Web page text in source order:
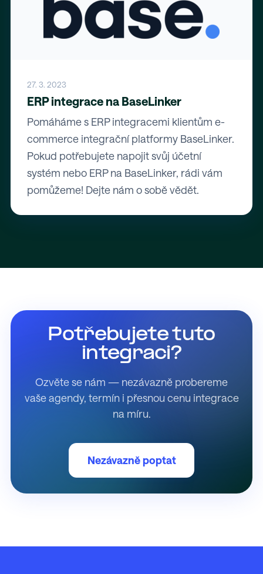
27. 3. 2023
ERP integrace na BaseLinker
Pomáháme s ERP integracemi klientům e-
commerce integrační platformy BaseLinker.
Pokud potřebujete napojit svůj účetní
systém nebo ERP na BaseLinker, rádi vám
pomůžeme! Dejte nám o sobě vědět.
Potřebujete tuto
integraci?
Ozvěte se nám — nezávazně probereme
vaše agendy, termín i přesnou cenu integrace
na míru.
Nezávazně poptat